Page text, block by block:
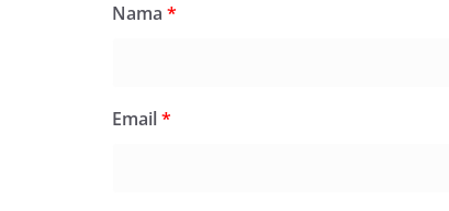
Nama *
Email*